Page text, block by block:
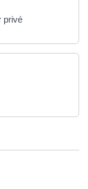
privé